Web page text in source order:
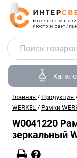
Главная / Продукция /
WERKEL / Рамки
W0041220
зеркальный